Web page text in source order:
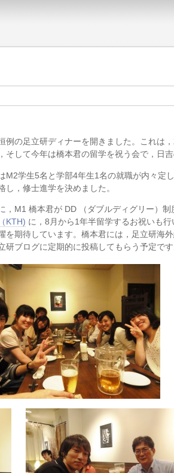
例の足立研ディナーを開きました。これは
そして今年は橋本君の留学を祝う会で，日
M2学生5名と学部4年生1名の就職が内々定
し，修士進学を決めました。
，M1 橋本君が DD （ダブルディグリー）制
KTH) に，8月から1年半留学するお祝いも
を期待しています。橋本君には，足立研海
研ブログに定期的に投稿してもらう予定で